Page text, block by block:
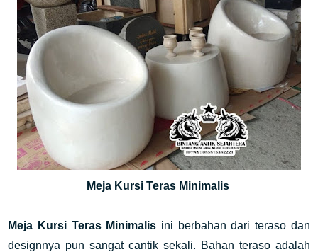
Meja Kursi Teras Minimalis
Meja Kursi Teras Minimalis ini berbahan dari teraso dan
designnya pun sangat cantik sekali. Bahan teraso adalah